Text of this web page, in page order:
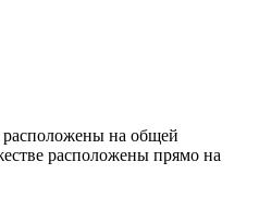
на общей
расположены прямо на